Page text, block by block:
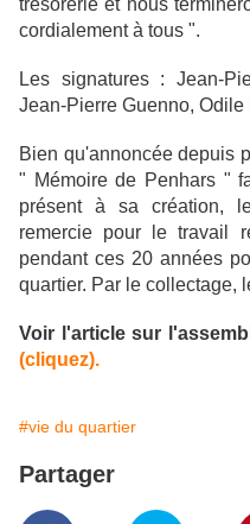
trésorerie et nous
cordialement à tous ".
Les signatures : Jean-
Jean-Pierre Guenno, Odile
Bien qu'annoncée depuis
" Mémoire de Penhars "
présent à sa création,
remercie pour le travail
pendant ces 20 années
quartier. Par le collectage,
Voir l'article sur
(cliquez).
#vie du quartier
Partager